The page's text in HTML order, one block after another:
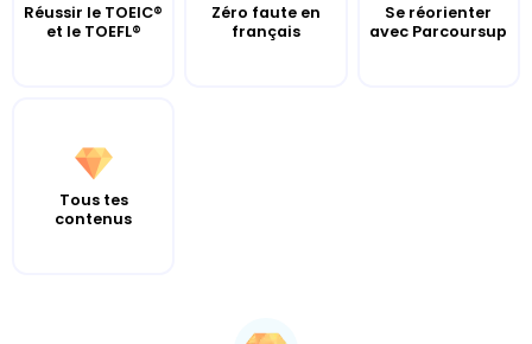
Réussir le TOEIC®
et le TOEFL®
Zéro faute en
français
Se réorienter
avec Parcoursup
Tous tes
contenus